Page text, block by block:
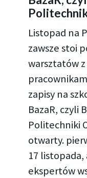
Listopad na
zawsze stoi
warsztatów
zapisy na
BazaR, czyli
Politechniki
otwarty.
17 listopada,
ekspertów